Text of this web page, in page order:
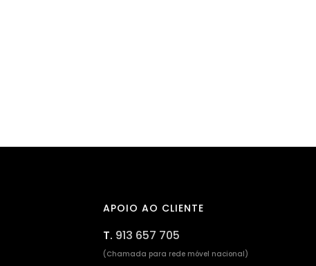
APOIO AO CLIENTE
T. 913 657 705
(Chamada para rede móvel nacional)